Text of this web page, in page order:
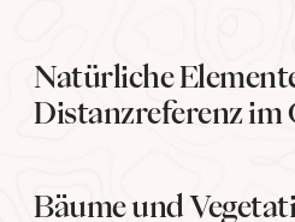
Natürliche
Distanzreferenz im
Bäume und